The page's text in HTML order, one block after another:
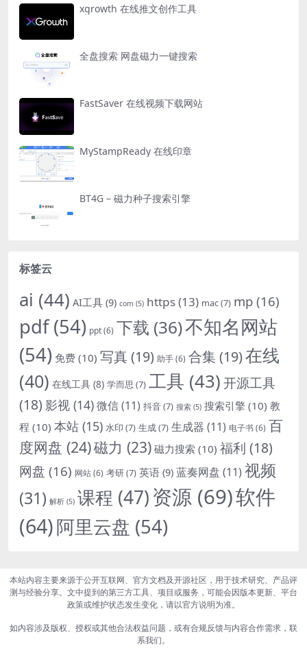
xgrowth 在线推文创作工具
全盘搜索 网盘磁力一键搜索
FastSaver 在线视频下载网站
MyStampReady 在线印章
BT4G – 磁力种子搜索引擎
标签云
ai (44) AI工具 (9) com (5) https(13) mac(7) mp (16)
pdf(54) ppt(6) 下载 (36)不知名网站
(54) 免费 (10) 写真 (19) 助手(6) 合集 (19)在线
(40) 在线工具 (8) 学而思 (7) 工具 (43)开源工具
(18) 影视 (14)微信(11) 抖音(7) 搜索 (5) 搜索引擎 (10) 教
程 (10) 本站 (15) 水印 (7) 生成(7) 生成器 (11) 电子书(6) 百
度网盘 (24)磁力 (23) 磁力搜索 (10) 福利 (18)
网盘 (16) 网站(6) 考研(7) 英语 (9) 蓝奏网盘 (11) 视频
(31) 解析 (5) 课程 (47)资源 (69)软件
(64)阿里云盘 (54)
本站内容主要来源于公开互联网、官方文档及开源社区，用于技术研究、产品评
测与经验分享。文中提到的第三方工具、项目或服务，可能会因版本更新、平台
政策或维护状态发生变化，请以官方说明为准。
如内容涉及版权、授权或其他合法权益问题，或有合规反馈与内容合作需求，联
系我们。